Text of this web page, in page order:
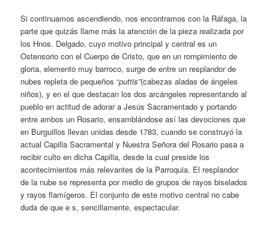
Si continuamos ascendiendo, nos encontramos con la Ráfaga, la
parte que quizás llame más la atención de la pieza realizada por
los Hnos. Delgado, cuyo motivo principal y central es un
Ostensorio con el Cuerpo de Cristo, que en un rompimiento de
gloria, elemento muy barroco, surge de entre un resplandor de
nubes repleta de pequeños “puttis”(cabezas aladas de ángeles
niños), y en el que destacan los dos arcángeles representando al
pueblo en actitud de adorar a Jesús Sacramentado y portando
entre ambos un Rosario, ensamblándose así las devociones que
en Burguillos llevan unidas desde 1783, cuando se construyó la
actual Capilla Sacramental y Nuestra Señora del Rosario pasa a
recibir culto en dicha Capilla, desde la cual preside los
acontecimientos más relevantes de la Parroquia. El resplandor
de la nube se representa por medio de grupos de rayos biselados
y rayos flamígeros. El conjunto de este motivo central no cabe
duda de que e s, sencillamente, espectacular.